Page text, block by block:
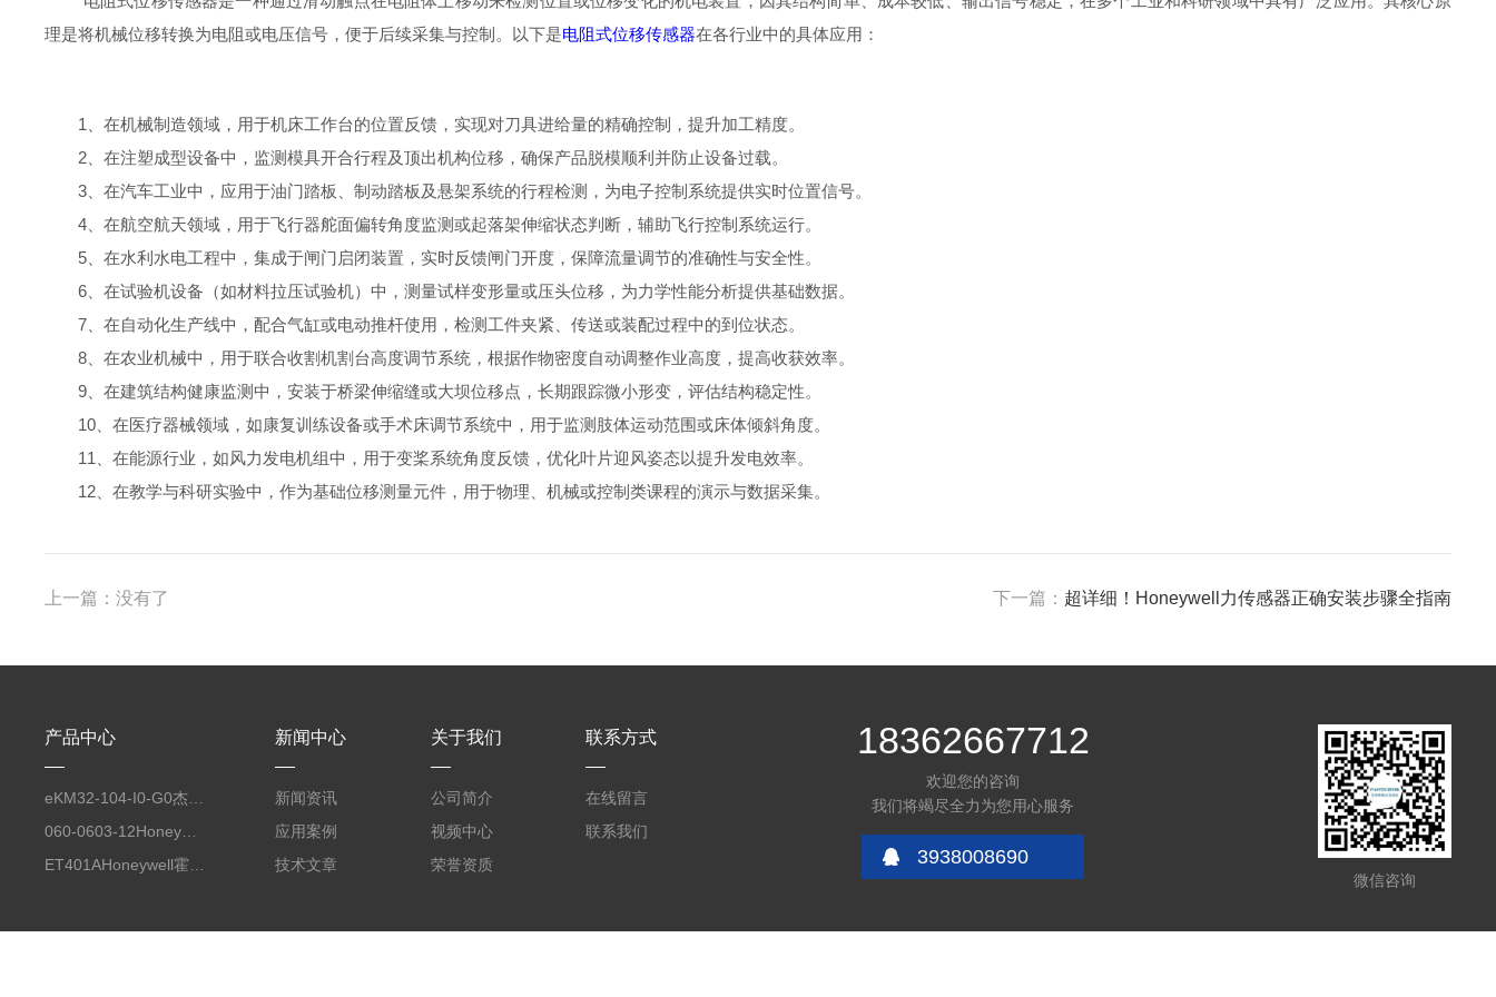
理是将机械位移转换为电阻或电压信号，便于后续采集与控制。以下是电阻式位移传感器在各行业中的具体应用：
1、在机械制造领域，用于机床工作台的位置反馈，实现对刀具进给量的精确控制，提升加工精度。
2、在注塑成型设备中，监测模具开合行程及顶出机构位移，确保产品脱模顺利并防止设备过载。
3、在汽车工业中，应用于油门踏板、制动踏板及悬架系统的行程检测，为电子控制系统提供实时位置信号。
4、在航空航天领域，用于飞行器舵面偏转角度监测或起落架伸缩状态判断，辅助飞行控制系统运行。
5、在水利水电工程中，集成于闸门启闭装置，实时反馈闸门开度，保障流量调节的准确性与安全性。
6、在试验机设备（如材料拉压试验机）中，测量试样变形量或压头位移，为力学性能分析提供基础数据。
7、在自动化生产线中，配合气缸或电动推杆使用，检测工件夹紧、传送或装配过程中的到位状态。
8、在农业机械中，用于联合收割机割台高度调节系统，根据作物密度自动调整作业高度，提高收获效率。
9、在建筑结构健康监测中，安装于桥梁伸缩缝或大坝位移点，长期跟踪微小形变，评估结构稳定性。
10、在医疗器械领域，如康复训练设备或手术床调节系统中，用于监测肢体运动范围或床体倾斜角度。
11、在能源行业，如风力发电机组中，用于变桨系统角度反馈，优化叶片迎风姿态以提升发电效率。
12、在教学与科研实验中，作为基础位移测量元件，用于物理、机械或控制类课程的演示与数据采集。
上一篇：没有了 下一篇： 超详细！Honeywell力传感器正确安装步骤全指南
产品中心 新闻中心
新闻资讯
应用案例
技术文章
关于我们
公司简介
视频中心
荣誉资质
联系方式
在线留言
联系我们
18362667712
欢迎您的咨询
我们将竭尽全力为您用心服务
3938008690
微信咨询